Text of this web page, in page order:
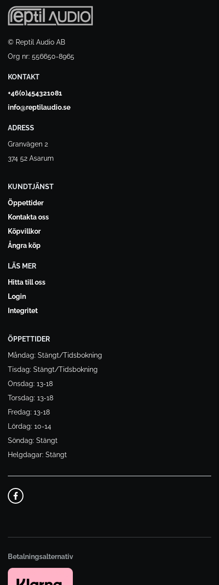
© Reptil Audio AB
Org nr: 556650-8965
KONTAKT
+46(0)454321081
info@reptilaudio.se
ADRESS
Granvägen 2
374 52 Asarum
KUNDTJÄNST
Öppettider
Kontakta oss
Köpvillkor
Ångra köp
LÄS MER
Hitta till oss
Login
Integritet
ÖPPETTIDER
Måndag: Stängt/Tidsbokning
Tisdag: Stängt/Tidsbokning
Onsdag: 13-18
Torsdag: 13-18
Fredag: 13-18
Lördag: 10-14
Söndag: Stängt
Helgdagar: Stängt
Betalningsalternativ